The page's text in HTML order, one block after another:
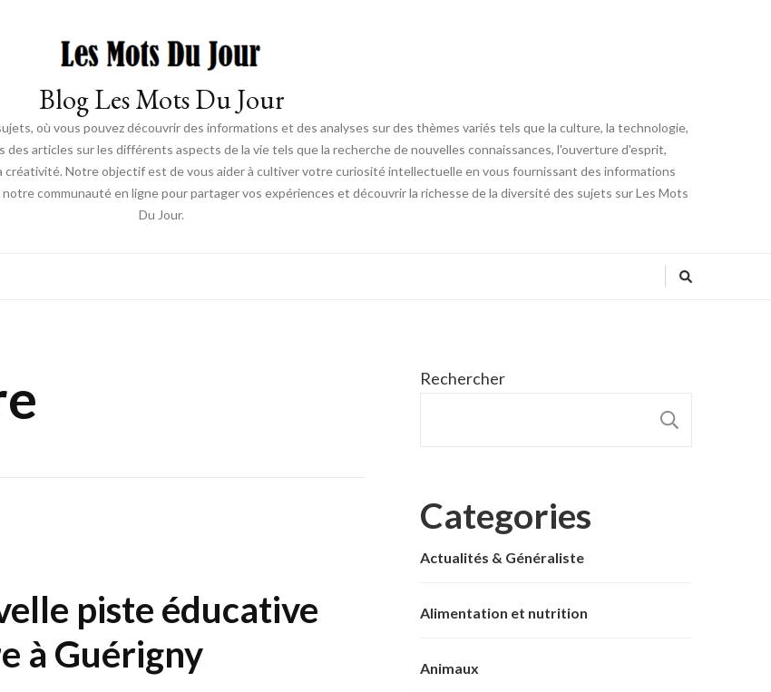
Blog Les Mots Du Jour
où vous pouvez découvrir des informations et des analyses sur des thèmes variés tels que la culture, la technologie,
articles sur les différents aspects de la vie tels que la recherche de nouvelles connaissances, l'ouverture d'esprit,
Notre objectif est de vous aider à cultiver votre curiosité intellectuelle en vous fournissant des informations
communauté en ligne pour partager vos expériences et découvrir la richesse de la diversité des sujets sur Les Mots
Du Jour.
piste éducative
à Guérigny
Rechercher
Categories
Actualités & Généraliste
Alimentation et nutrition
Animaux